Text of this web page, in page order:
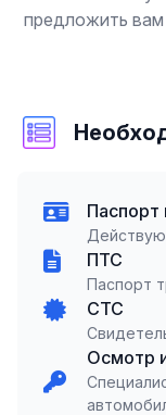
предложить
Паспорт
ПТС
Паспорт
СТС
Осмотр